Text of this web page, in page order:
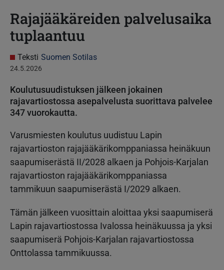
Rajajääkäreiden palvelusaika
tuplaantuu
Teksti Suomen Sotilas
24.5.2026
Koulutusuudistuksen jälkeen jokainen
rajavartiostossa asepalvelusta suorittava palvelee
347 vuorokautta.
Varusmiesten koulutus uudistuu Lapin
rajavartioston rajajääkärikomppaniassa heinäkuun
saapumiserästä II/2028 alkaen ja Pohjois-Karjalan
rajavartioston rajajääkärikomppaniassa
tammikuun saapumiserästä I/2029 alkaen.
Tämän jälkeen vuosittain aloittaa yksi saapumiserä
Lapin rajavartiostossa Ivalossa heinäkuussa ja yksi
saapumiserä Pohjois-Karjalan rajavartiostossa
Onttolassa tammikuussa.